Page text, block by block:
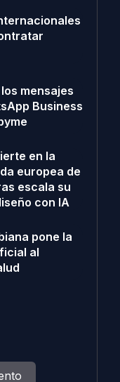
mensajes
Business
en la
europea de
escala su
con IA
pone la
al